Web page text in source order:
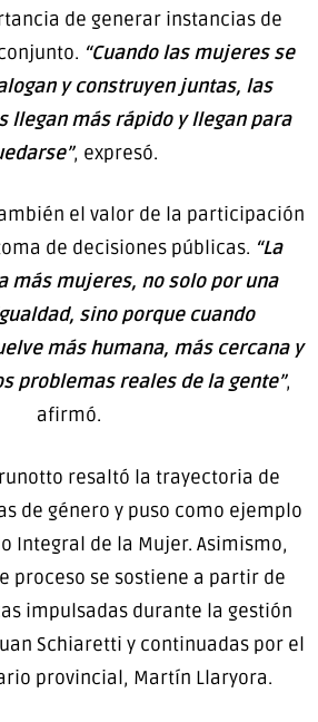
de generar instancias de
“Cuando las mujeres se
y construyen juntas, las
llegan más rápido y llegan para
, expresó.
el valor de la participación
de decisiones públicas. “La
más mujeres, no solo por una
sino porque cuando
más humana, más cercana y
problemas reales de la gente”,
afirmó.
resaltó la trayectoria de
de género y puso como ejemplo
Integral de la Mujer. Asimismo,
proceso se sostiene a partir de
impulsadas durante la gestión
Schiaretti y continuadas por el
provincial, Martín Llaryora.